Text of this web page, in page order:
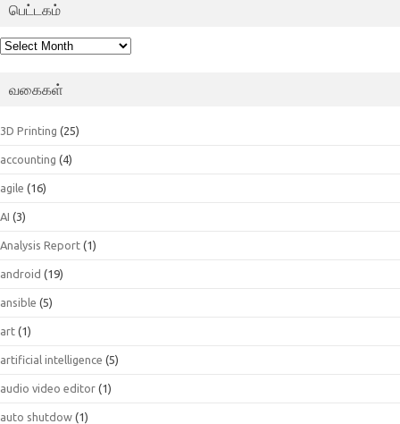
பெட்டகம்
பெட்டகம்
வகைகள்
3D Printing (25)
accounting (4)
agile (16)
AI (3)
Analysis Report (1)
android (19)
ansible (5)
art (1)
artificial intelligence (5)
audio video editor (1)
auto shutdow (1)